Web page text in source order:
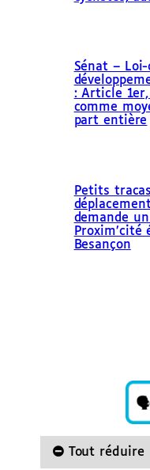
Sénat –
: Article
comme
part entière
Petits
demande
Proxim’cité
Besançon
Tout réduire